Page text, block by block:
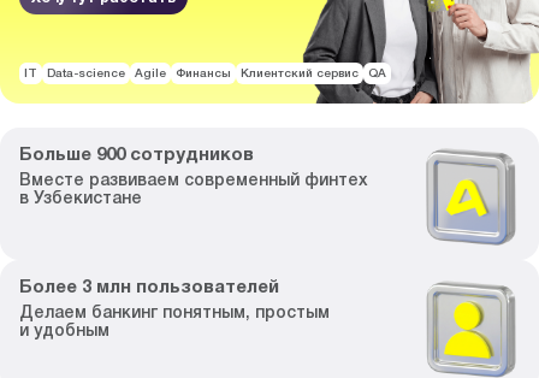
Data-science Agile Финансы Клиентский сервис QA
Больше 900сотрудников
Вместе развиваем современный финтех
в Узбекистане
Более 3 млн пользователей
Делаем банкинг понятным, простым
и удобным